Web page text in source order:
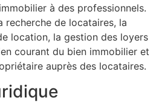
à des professionnels.
recherche de locataires, la
location, la gestion des loyers
courant du bien immobilier et
auprès des locataires.